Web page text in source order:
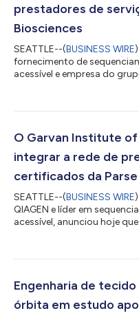
prestadores de
Biosciences
SEATTLE--(BUSINESS WIRE
fornecimento de
acessível e empresa do
nórdica. Com sede em
Parse, aos pesquisadores
O Garvan Institute of
integrar a rede de
certificados da
SEATTLE--(BUSINESS WIRE
QIAGEN e líder em
acessível, anunciou hoje
Certificados (CSP). A
na Austrália, na região da
O Garvan é uma das
Engenharia de
órbita em estudo